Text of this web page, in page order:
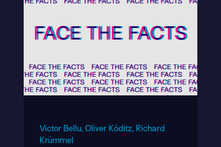
Victor Bellu, Oliver Köditz, Richard
Krümmel